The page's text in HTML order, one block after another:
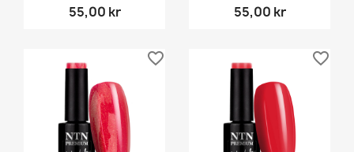
55,00 kr 55,00 kr
favorite_border favorite_border